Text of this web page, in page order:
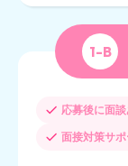
1-B
応募後に面談
面接対策サポ